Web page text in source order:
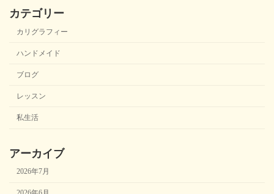
カテゴリー
カリグラフィー
ハンドメイド
ブログ
レッスン
私生活
アーカイブ
2026年7月